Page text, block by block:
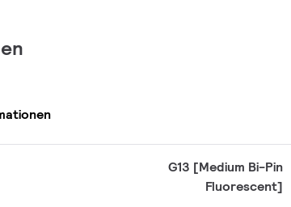
G13 [Medium Bi-Pin
Fluorescent]